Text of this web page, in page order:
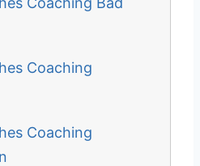
Coaching
Coaching